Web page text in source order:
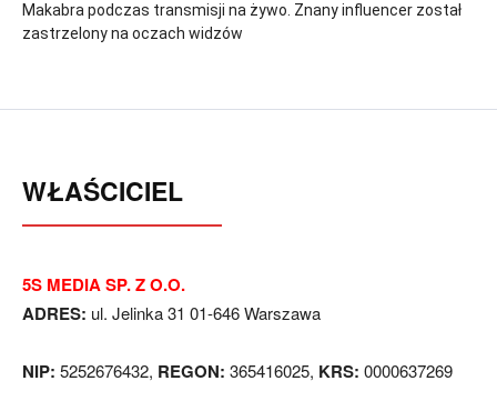
Makabra podczas transmisji na żywo. Znany influencer został
zastrzelony na oczach widzów
WŁAŚCICIEL
5S MEDIA SP. Z O.O.
ADRES: ul. Jelinka 31 01-646 Warszawa
NIP: 5252676432, REGON: 365416025, KRS: 0000637269